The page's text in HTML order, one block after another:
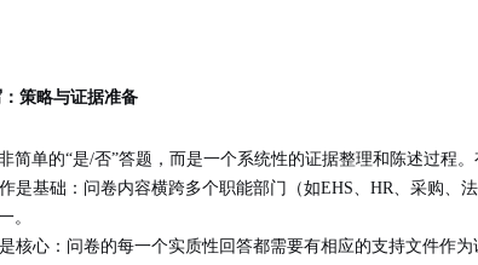
策略与证据准备
简单的“是/否”答题，而是一个系统性的证据整理和陈述过程
是基础 ：问卷内容横跨多个职能部门（如EHS、HR、采购
。
核心 ：问卷的每一个实质性回答都需要有相应的支持文件作